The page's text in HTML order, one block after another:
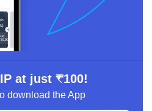
at just ₹100!
download the App